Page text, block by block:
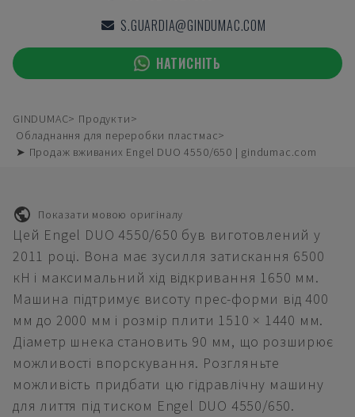
S.GUARDIA@GINDUMAC.COM
НАТИСНІТЬ
GINDUMAC
Продукти
Обладнання для переробки пластмас
➤ Продаж вживаних Engel DUO 4550/650 | gindumac.com
Показати мовою оригіналу
Цей Engel DUO 4550/650 був виготовлений у
2011 році. Вона має зусилля затискання 6500
кН і максимальний хід відкривання 1650 мм.
Машина підтримує висоту прес-форми від 400
мм до 2000 мм і розмір плити 1510 × 1440 мм.
Діаметр шнека становить 90 мм, що розширює
можливості впорскування. Розгляньте
можливість придбати цю гідравлічну машину
для лиття під тиском Engel DUO 4550/650.